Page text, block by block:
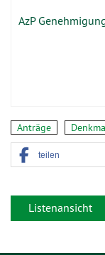
AzP
Anträge
teilen
Listenansicht